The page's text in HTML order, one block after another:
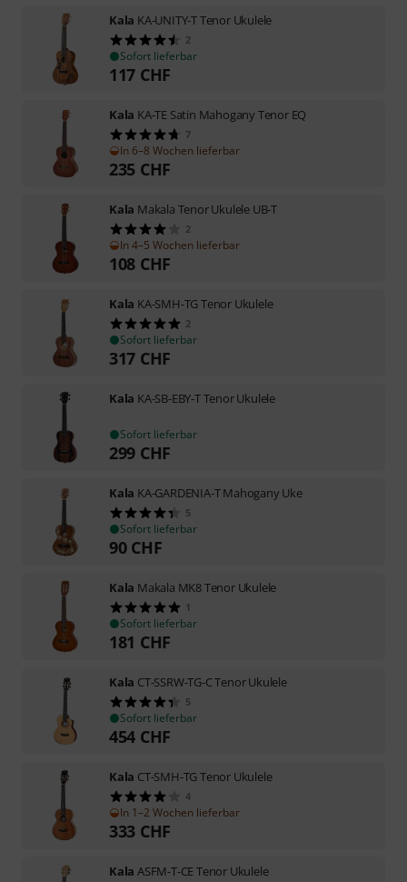
Kala KA-UNITY-T Tenor Ukulele
2
Sofort lieferbar
117 CHF
Kala KA-TE Satin Mahogany Tenor EQ
7
In 6–8 Wochen lieferbar
235 CHF
Kala Makala Tenor Ukulele UB-T
2
In 4–5 Wochen lieferbar
108 CHF
Kala KA-SMH-TG Tenor Ukulele
2
Sofort lieferbar
317 CHF
Kala KA-SB-EBY-T Tenor Ukulele
Sofort lieferbar
299 CHF
Kala KA-GARDENIA-T Mahogany Uke
5
Sofort lieferbar
90 CHF
Kala Makala MK8 Tenor Ukulele
1
Sofort lieferbar
181 CHF
Kala CT-SSRW-TG-C Tenor Ukulele
5
Sofort lieferbar
454 CHF
Kala CT-SMH-TG Tenor Ukulele
4
In 1–2 Wochen lieferbar
333 CHF
Kala ASFM-T-CE Tenor Ukulele